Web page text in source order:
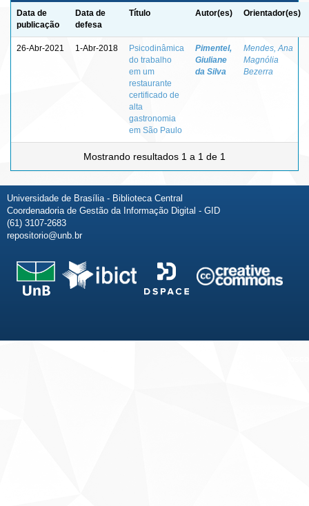
Data de
publicação
Data de
defesa
Título Autor(es) Orientador(es)
26-Abr-2021 1-Abr-2018
Psicodinâmica
do trabalho
em um
restaurante
certificado de
alta
gastronomia
em São Paulo
Pimentel,
Giuliane
da Silva
Mendes, Ana
Magnólia
Bezerra
Mostrando resultados 1 a 1 de 1
Universidade de Brasília - Biblioteca Central
Coordenadoria de Gestão da Informação Digital - GID
(61) 3107-2683
repositorio@unb.br